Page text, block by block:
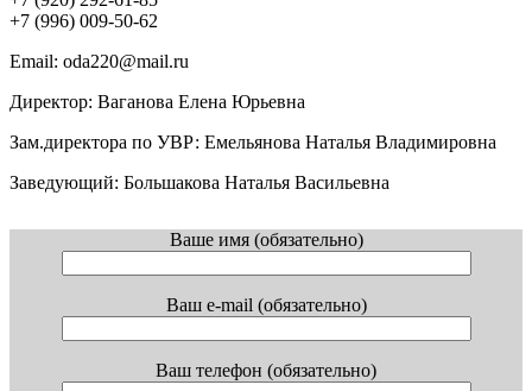
+7 (996) 009-50-62
Email: oda220@mail.ru
Директор: Ваганова Елена Юрьевна
Зам.директора по УВР: Емельянова Наталья Владимировна
Заведующий: Большакова Наталья Васильевна
Ваше имя (обязательно)
Ваш e-mail (обязательно)
Ваш телефон (обязательно)